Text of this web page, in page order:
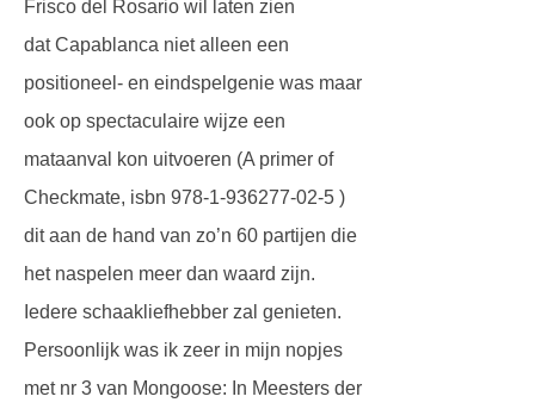
Frisco del Rosario wil laten zien
dat Capablanca niet alleen een
positioneel- en eindspelgenie was maar
ook op spectaculaire wijze een
mataanval kon uitvoeren (A primer of
Checkmate, isbn 978-1-936277-02-5 )
dit aan de hand van zo’n 60 partijen die
het naspelen meer dan waard zijn.
Iedere schaakliefhebber zal genieten.
Persoonlijk was ik zeer in mijn nopjes
met nr 3 van Mongoose: In Meesters der